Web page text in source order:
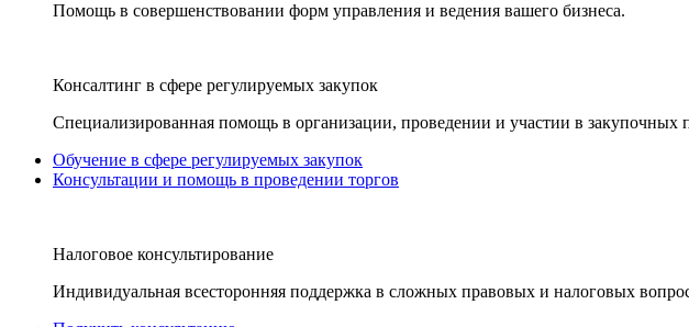
Помощь в совершенствовании форм управления и ведения вашего бизнеса.
Консалтинг в сфере регулируемых закупок
Специализированная помощь в организации, проведении и участии в закупочных
Обучение в сфере регулируемых закупок
Консультации и помощь в проведении торгов
Налоговое консультирование
Индивидуальная всесторонняя поддержка в сложных правовых и налоговых